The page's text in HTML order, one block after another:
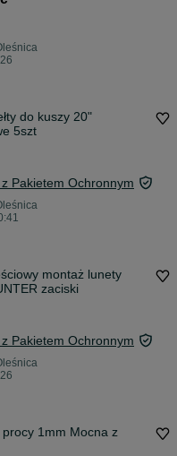
do kuszy 20"
5szt
z Pakietem Ochronnym
montaż lunety
zaciski
z Pakietem Ochronnym
1mm Mocna z